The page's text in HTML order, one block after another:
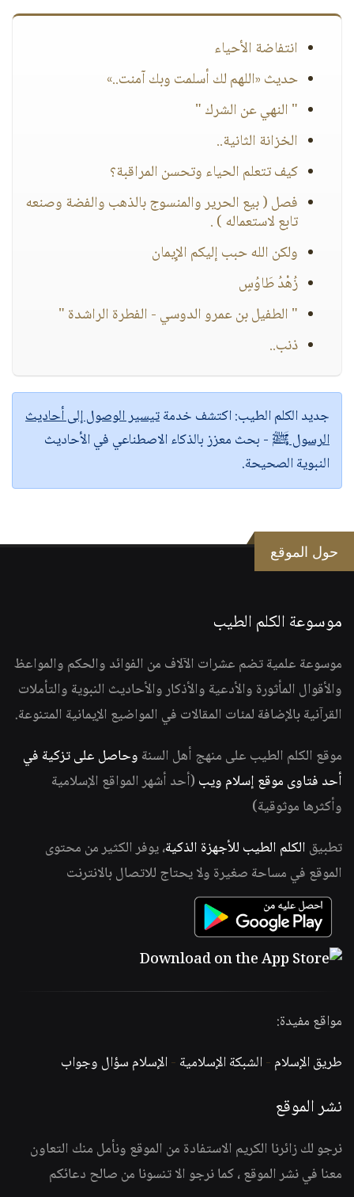
انتفاضة الأحياء
حديث «اللهم لك أسلمت وبك آمنت..»
" النهي عن الشرك "
الخزانة الثانية..
كيف تتعلم الحياء وتحسن المراقبة؟
فصل ( بيع الحرير والمنسوج بالذهب والفضة وصنعه
تابع لاستعماله ) .
ولكن الله حبب إليكم الإِيمان
زُهْدُ طَاوُسٍ
" الطفيل بن عمرو الدوسي - الفطرة الراشدة "
ذنب..
جديد الكلم الطيب:اكتشف خدمةتيسير الوصول إلى أحاديث
الرسول ﷺ - بحث معزز بالذكاء الاصطناعي في الأحاديث
النبوية الصحيحة.
حول الموقع
موسوعة الكلم الطيب
موسوعة علمية تضم عشرات الآلاف من الفوائد والحكم والمواعظ
والأقوال المأثورة والأدعية والأذكار والأحاديث النبوية والتأملات
القرآنية بالإضافة لمئات المقالات في المواضيع الإيمانية المتنوعة.
موقع الكلم الطيب على منهج أهل السنة وحاصل على تزكية في
أحد فتاوى موقع إسلام ويب (أحد أشهر المواقع الإسلامية
وأكثرها موثوقية)
تطبيق الكلم الطيب للأجهزة الذكية، يوفر الكثير من محتوى
الموقع في مساحة صغيرة ولا يحتاج للاتصال بالانترنت
مواقع مفيدة:
طريق الإسلام -الشبكة الإسلامية -الإسلام سؤال وجواب
نشر الموقع
نرجو لك زائرنا الكريم الاستفادة من الموقع ونأمل منك التعاون
معنا في نشر الموقع ، كما نرجو الا تنسونا من صالح دعائكم